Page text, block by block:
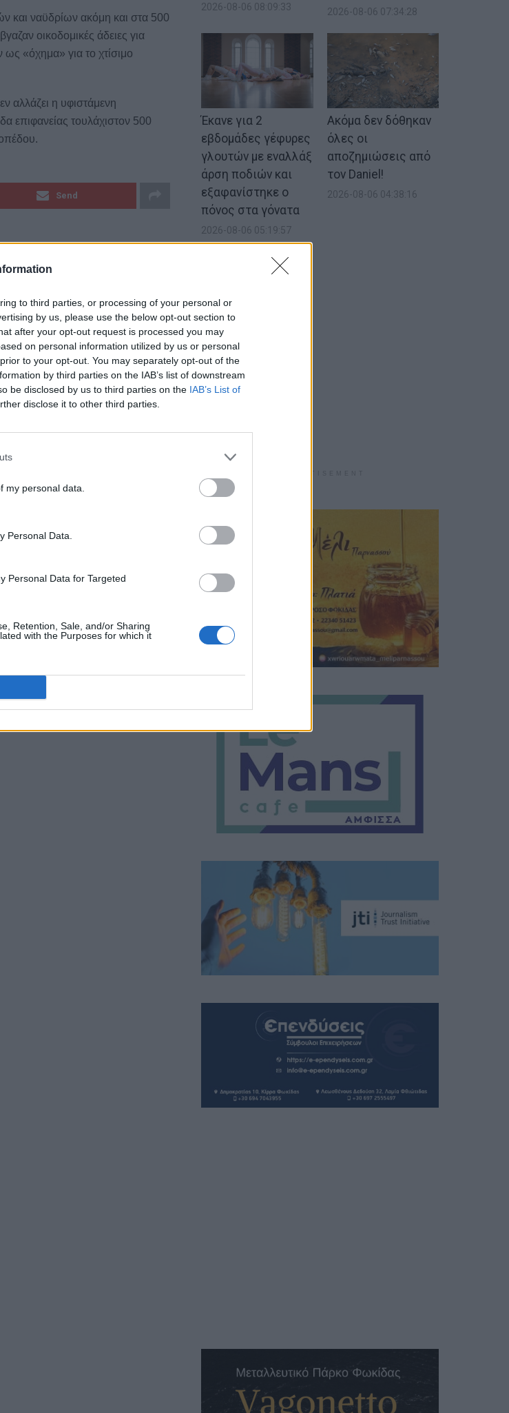
to third parties, or processing of your personal or
by us, please use the below opt-out section to
after your opt-out request is processed you may
on personal information utilized by us or personal
to your opt-out. You may separately opt-out of the
by third parties on the IAB’s list of downstream
be disclosed by us to third parties on the IAB’s List of
disclose it to other third parties.
my personal data.
Personal Data.
Personal Data for Targeted
Retention, Sale, and/or Sharing
with the Purposes for which it
και ναϋδρίων ακόμη και στα 500
οικοδομικές άδειες για
ως «όχημα» για το χτίσιμο
αλλάζει η υφιστάμενη
επιφανείας τουλάχιστον 500
Send
2026-08-06 08:09:33 2026-08-06 07:34:28
Έκανε για 2
εβδομάδες γέφυρες
γλουτών με εναλλάξ
άρση ποδιών και
εξαφανίστηκε ο
πόνος στα γόνατα
2026-08-06 05:19:57
Ακόμα δεν δόθηκαν
όλες οι
αποζημιώσεις από
τον Daniel!
2026-08-06 04:38:16